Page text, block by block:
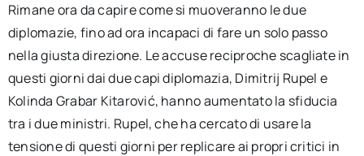
Rimane ora da capire come si muoveranno le due
diplomazie, fino ad ora incapaci di fare un solo passo
nella giusta direzione. Le accuse reciproche scagliate in
questi giorni dai due capi diplomazia, Dimitrij Rupel e
Kolinda Grabar Kitarović, hanno aumentato la sfiducia
tra i due ministri. Rupel, che ha cercato di usare la
tensione di questi giorni per replicare ai propri critici in